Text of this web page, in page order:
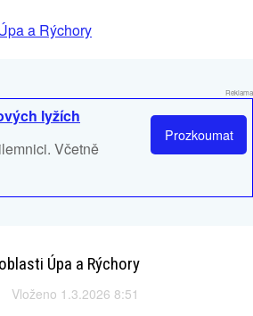
a Rýchory
Reklama
Prozkoumat
lyžích
Včetně
Úpa a Rýchory
Vloženo 1.3.2026 8:51